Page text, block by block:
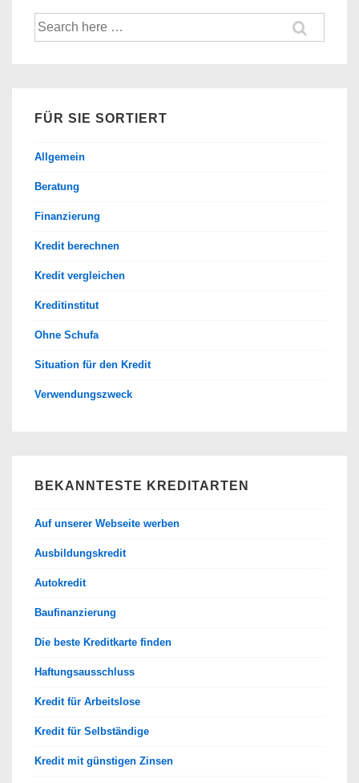
Banken
Suche
nach:
FÜR SIE SORTIERT
Allgemein
Beratung
Finanzierung
Kredit berechnen
Kredit vergleichen
Kreditinstitut
Ohne Schufa
Situation für den Kredit
Verwendungszweck
BEKANNTESTE KREDITARTEN
Auf unserer Webseite werben
Ausbildungskredit
Autokredit
Baufinanzierung
Die beste Kreditkarte finden
Haftungsausschluss
Kredit für Arbeitslose
Kredit für Selbständige
Kredit mit günstigen Zinsen